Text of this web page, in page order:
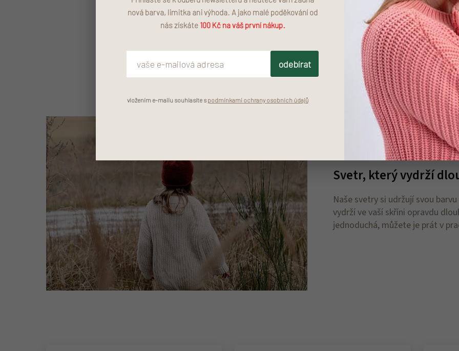
Svetr, který vydrží
Naše svetry si udržují svou
vydrží ve vaší skříni opravdu
jednoduchá, můžete je prát v
nová barva, limitka ani výhoda. A jako malé poděkování od
nás získáte100 Kč na váš první nákup.
odebírat
vložením e-mailu souhlasíte s podmínkami ochrany osobních údajů